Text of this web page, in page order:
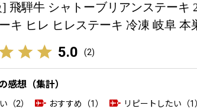
飛騨牛 シャトーブリアンステーキ
キ ヒレ ヒレステーキ 冷凍 岐阜 本
5.0 (2)
感想（集計）
（2） おすすめ（1） リピートしたい（1